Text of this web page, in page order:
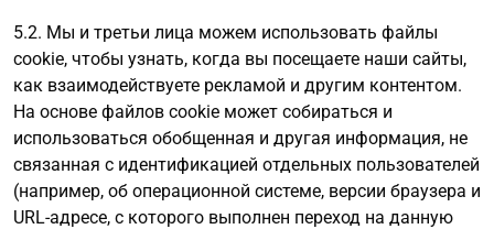
5.2. Мы и третьи лица можем использовать файлы
cookie, чтобы узнать, когда вы посещаете наши сайты,
как взаимодействуете рекламой и другим контентом.
На основе файлов cookie может собираться и
использоваться обобщенная и другая информация, не
связанная с идентификацией отдельных пользователей
(например, об операционной системе, версии браузера и
URL-адресе, с которого выполнен переход на данную